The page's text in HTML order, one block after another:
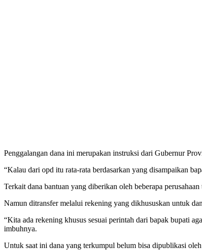
Penggalangan dana ini merupakan instruksi dari Gubernur
“Kalau dari opd itu rata-rata berdasarkan yang disampaikan
Terkait dana bantuan yang diberikan oleh beberapa
Namun ditransfer melalui rekening yang dikhususkan untuk
“Kita ada rekening khusus sesuai perintah dari bapak bupati
imbuhnya.
Untuk saat ini dana yang terkumpul belum bisa dipublikasi